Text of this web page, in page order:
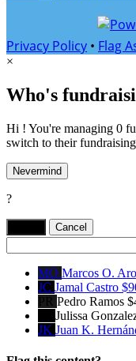
Privacy Policy • Flag
×
Who's
Hi ! You're managing 0
switch to their
Nevermind
?
Cancel
MO Marcos O.
JC Jamal Castro
PR Pedro Ramos
Julissa
JK Juan K.